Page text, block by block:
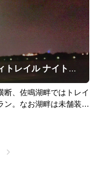
出張ラン 浜松市 浜松シティトレイル ナイトラン 13km
断、佐鳴湖畔ではトレイ
ン。なお湖畔は未舗装と
チライトあったほうが